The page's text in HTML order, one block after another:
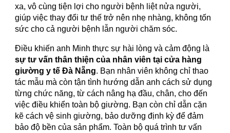
xa, vô cùng tiện lợi cho người bệnh liệt nửa người,
giúp việc thay đổi tư thế trở nên nhẹ nhàng, không tốn
sức cho cả người bệnh lẫn người chăm sóc.
Điều khiến anh Minh thực sự hài lòng và cảm động là
sự tư vấn thân thiện của nhân viên tại cửa hàng
giường y tế Đà Nẵng. Bạn nhân viên không chỉ thao
tác mẫu mà còn tận tình hướng dẫn anh cách sử dụng
từng chức năng, từ cách nâng hạ đầu, chân, cho đến
việc điều khiển toàn bộ giường. Bạn còn chỉ dẫn cặn
kẽ cách vệ sinh giường, bảo dưỡng định kỳ để đảm
bảo độ bền của sản phẩm. Toàn bộ quá trình tư vấn